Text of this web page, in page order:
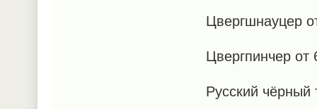
Цвергшнауцер
Цвергпинчер от
Русский чёрный